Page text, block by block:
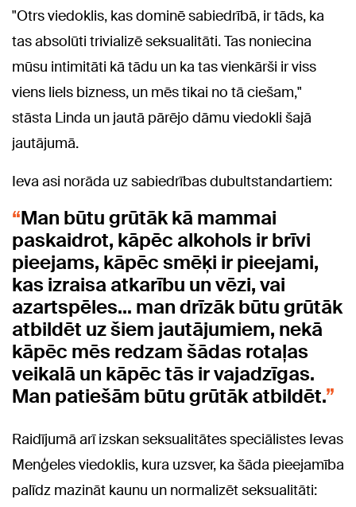
"Otrs viedoklis, kas dominē sabiedrībā, ir tāds, ka
tas absolūti trivializē seksualitāti. Tas noniecina
mūsu intimitāti kā tādu un ka tas vienkārši ir viss
viens liels bizness, un mēs tikai no tā ciešam,"
stāsta Linda un jautā pārējo dāmu viedokli šajā
jautājumā.
Ieva asi norāda uz sabiedrības dubultstandartiem:
Man būtu grūtāk kā mammai
paskaidrot, kāpēc alkohols ir brīvi
pieejams, kāpēc smēķi ir pieejami,
kas izraisa atkarību un vēzi, vai
azartspēles… man drīzāk būtu grūtāk
atbildēt uz šiem jautājumiem, nekā
kāpēc mēs redzam šādas rotaļas
veikalā un kāpēc tās ir vajadzīgas.
Man patiešām būtu grūtāk atbildēt.
Raidījumā arī izskan seksualitātes speciālistes Ievas
Menģeles viedoklis, kura uzsver, ka šāda pieejamība
palīdz mazināt kaunu un normalizēt seksualitāti: